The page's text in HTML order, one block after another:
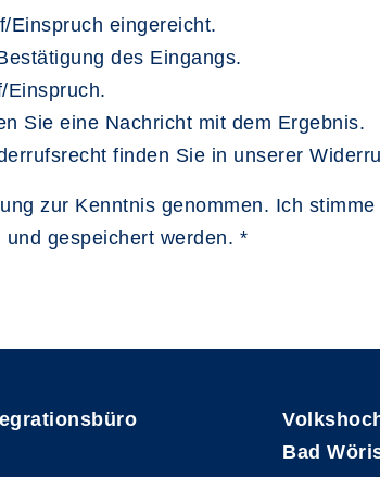
Einspruch eingereicht.
des Eingangs.
Einspruch.
Sie eine Nachricht mit dem Ergebnis.
finden Sie in unserer
zur Kenntnis genommen. Ich
gespeichert werden. *
Bad